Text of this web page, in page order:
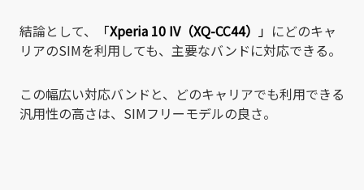
結論として、 「Xperia 10 IV（XQ-CC44） 」 にどのキャ
リアのSIMを利用しても、主要なバンドに対応できる。
この幅広い対応バンドと、どのキャリアでも利用できる
汎用性の高さは、SIMフリーモデルの良さ。